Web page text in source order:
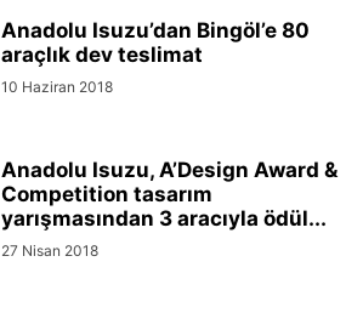
Anadolu Isuzu’dan Bingöl’e 80
araçlık dev teslimat
10 Haziran 2018
Anadolu Isuzu, A’Design Award &
Competition tasarım
yarışmasından 3 aracıyla ödül...
27 Nisan 2018